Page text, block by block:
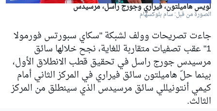
لويس هاميلتون، فيراري وجورج راسل، مرسيدس
الصورة من قبل: سام بلوكسهام
جاءت تصريحات وولف لشبكة "سكاي سبورتس فورمولا
1" عقب تصفيات متقاربة للغاية، نجح خلالها سائق
مرسيدس جورج راسل في تحقيق قطب الانطلاق الأول،
بينما حلّ هاميلتون سائق فيراري في المركز الثاني أمام
كيمي أنتونيللي سائق مرسيدس الذي سينطلق من المركز
الثالث.